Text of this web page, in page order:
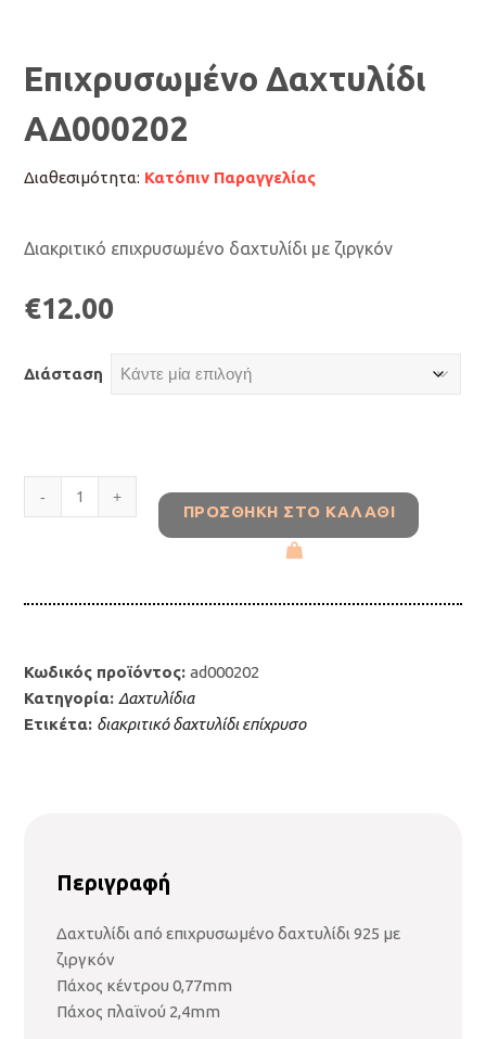
Επιχρυσωμένο Δαχτυλίδι
ΑΔ000202
Διαθεσιμότητα: Κατόπιν Παραγγελίας
Διακριτικό επιχρυσωμένο δαχτυλίδι με ζιργκόν
€12.00
Διάσταση
Επιχρυσωμένο
Δαχτυλίδι
ΠΡΟΣΘΉΚΗ ΣΤΟ ΚΑΛΆΘΙ
Κωδικός προϊόντος:ad000202
Κατηγορία: Δαχτυλίδια
Ετικέτα: διακριτικό δαχτυλίδι επίχρυσο
Περιγραφή
Δαχτυλίδι από επιχρυσωμένο δαχτυλίδι 925 με
ζιργκόν
Πάχος κέντρου 0,77mm
Πάχος πλαϊνού 2,4mm